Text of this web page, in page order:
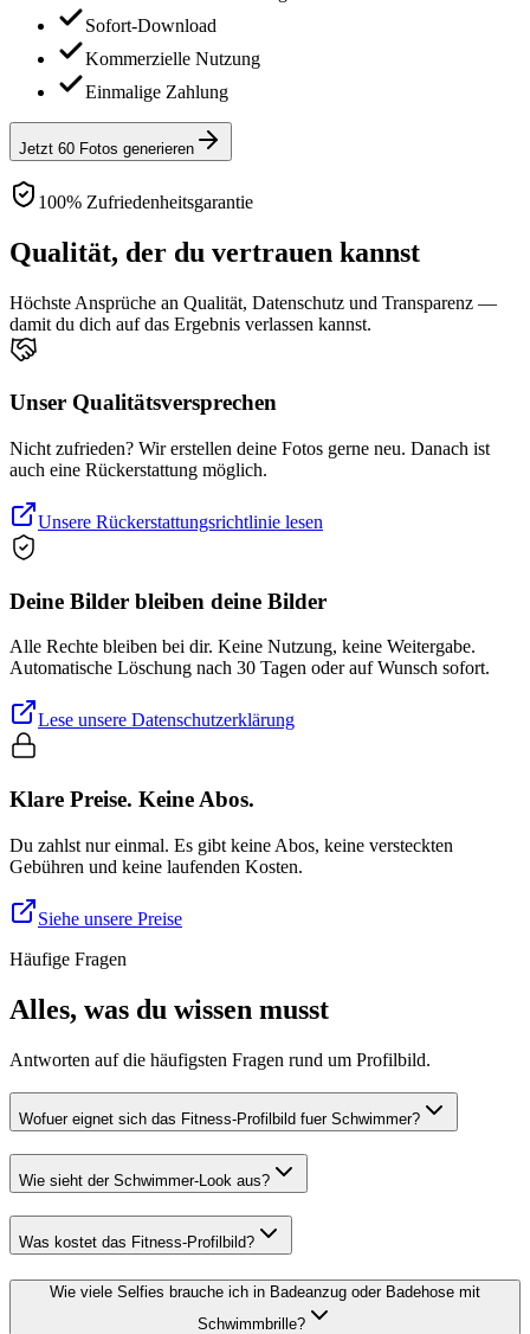
Sofort-Download
Kommerzielle Nutzung
Einmalige Zahlung
Jetzt 60 Fotos generieren
100% Zufriedenheitsgarantie
Qualität, der du vertrauen kannst
Höchste Ansprüche an Qualität, Datenschutz und Transparenz —
damit du dich auf das Ergebnis verlassen kannst.
Unser Qualitätsversprechen
Nicht zufrieden? Wir erstellen deine Fotos gerne neu. Danach ist
auch eine Rückerstattung möglich.
Unsere Rückerstattungsrichtlinie lesen
Deine Bilder bleiben deine Bilder
Alle Rechte bleiben bei dir. Keine Nutzung, keine Weitergabe.
Automatische Löschung nach 30 Tagen oder auf Wunsch sofort.
Lese unsere Datenschutzerklärung
Klare Preise. Keine Abos.
Du zahlst nur einmal. Es gibt keine Abos, keine versteckten
Gebühren und keine laufenden Kosten.
Siehe unsere Preise
Häufige Fragen
Alles, was du wissen musst
Antworten auf die häufigsten Fragen rund um Profilbild.
Wofuer eignet sich das Fitness-Profilbild fuer Schwimmer?
Wie sieht der Schwimmer-Look aus?
Was kostet das Fitness-Profilbild?
Wie viele Selfies brauche ich in Badeanzug oder Badehose mit
Schwimmbrille?